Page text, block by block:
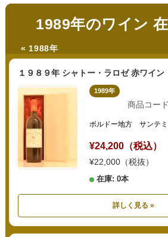
1989年のワイン
« 1988年
１９８９年 シャトー・ラロゼ 赤ワイン
1989年
商品コー
ボルドー地方 サンテミ
¥24,200（税込）
¥22,000（税抜）
在庫: 0本
詳しく見る »